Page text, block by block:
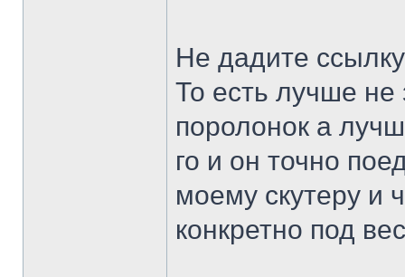
Не дадите
То есть лучше не
поролонок а
го и он точно
моему скутеру и
конкретно под